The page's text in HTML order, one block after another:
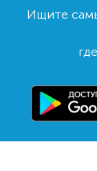
Ищите